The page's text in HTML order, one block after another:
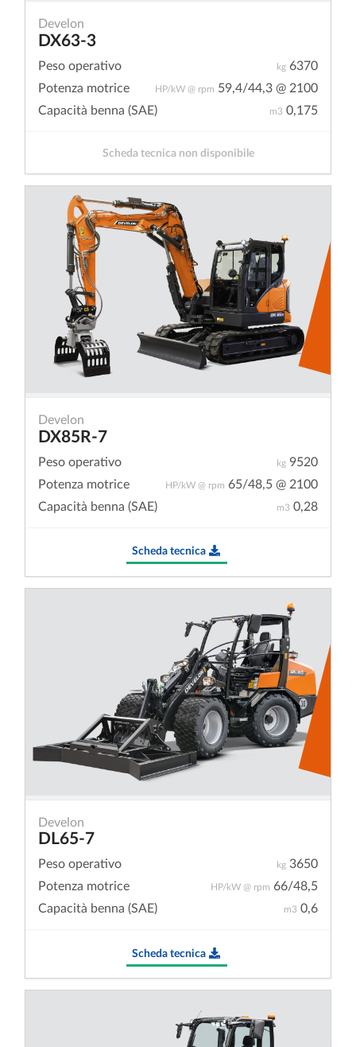
Develon
DX63-3
kg 6370
Peso operativo
HP/kW @ rpm 59,4/44,3 @ 2100
Potenza motrice
m3 0,175
Capacità benna (SAE)
Scheda tecnica non disponibile
Develon
DX85R-7
kg 9520
Peso operativo
HP/kW @ rpm 65/48,5 @ 2100
Potenza motrice
m3 0,28
Capacità benna (SAE)
Scheda tecnica
Develon
DL65-7
kg 3650
Peso operativo
HP/kW @ rpm 66/48,5
Potenza motrice
m3 0,6
Capacità benna (SAE)
Scheda tecnica